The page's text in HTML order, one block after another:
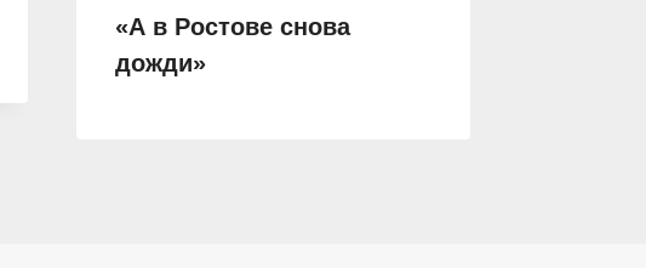
«А в Ростове снова
дожди»